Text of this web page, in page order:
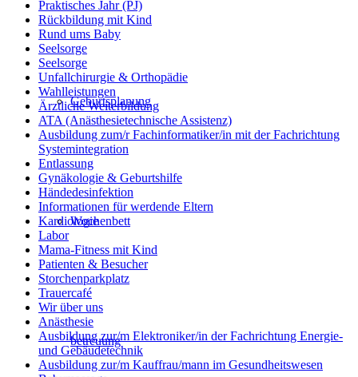
Geburtsplanung
Wochenbett
betreuung
Praktisches Jahr (PJ)
Rückbildung mit Kind
Rund ums Baby
Seelsorge
Seelsorge
Unfallchirurgie & Orthopädie
Wahlleistungen
Ärztliche Weiterbildung
ATA (Anästhesietechnische Assistenz)
Ausbildung zum/r Fachinformatiker/in mit der Fachrichtung
Systemintegration
Entlassung
Gynäkologie & Geburtshilfe
Händedesinfektion
Informationen für werdende Eltern
Kardiologie
Labor
Mama-Fitness mit Kind
Patienten & Besucher
Storchenparkplatz
Trauercafé
Wir über uns
Anästhesie
Ausbildung zur/m Elektroniker/in der Fachrichtung Energie-
und Gebäudetechnik
Ausbildung zur/m Kauffrau/mann im Gesundheitswesen